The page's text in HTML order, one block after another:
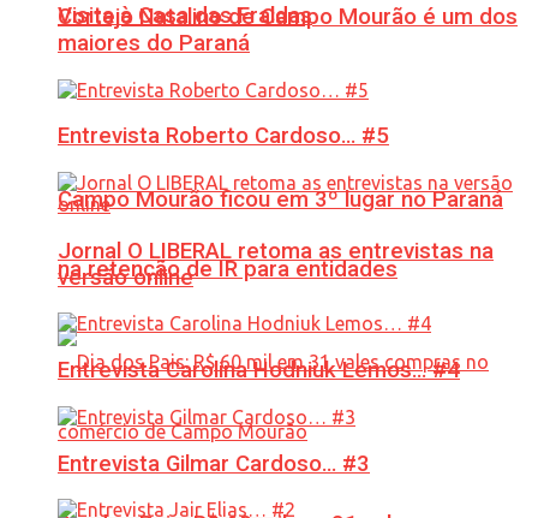
Visita à Casa das Fraldas
Campo Mourão ficou em 3º lugar no Paraná
na retenção de IR para entidades
Cortejo Natalino de Campo Mourão é um dos
maiores do Paraná
Entrevista Roberto Cardoso… #5
Jornal O LIBERAL retoma as entrevistas na
versão online
Entrevista Carolina Hodniuk Lemos… #4
Entrevista Gilmar Cardoso… #3